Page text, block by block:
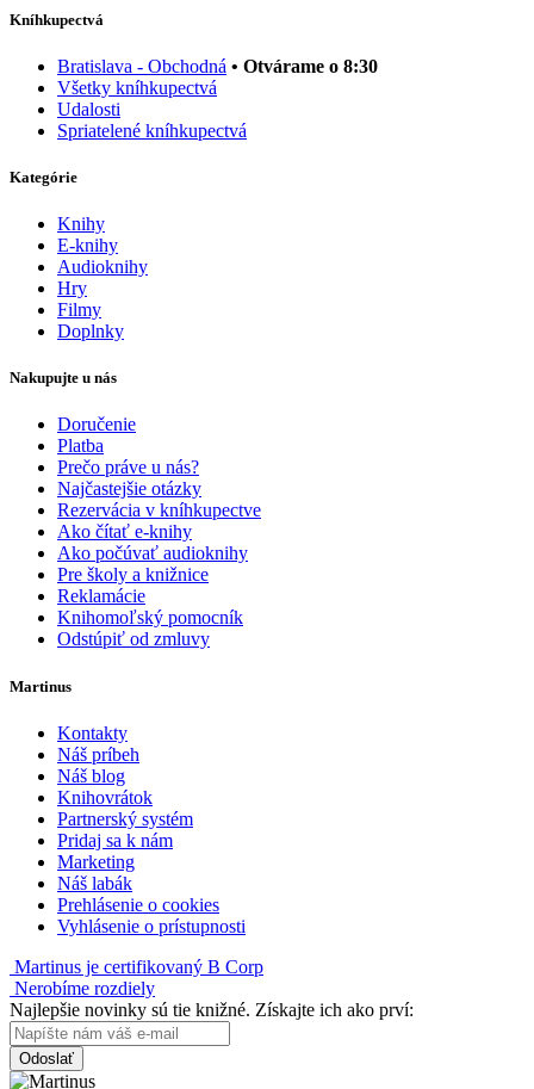
Kníhkupectvá
Bratislava - Obchodná • Otvárame o 8:30
Všetky kníhkupectvá
Udalosti
Spriatelené kníhkupectvá
Kategórie
Knihy
E-knihy
Audioknihy
Hry
Filmy
Doplnky
Nakupujte u nás
Doručenie
Platba
Prečo práve u nás?
Najčastejšie otázky
Rezervácia v kníhkupectve
Ako čítať e-knihy
Ako počúvať audioknihy
Pre školy a knižnice
Reklamácie
Knihomoľský pomocník
Odstúpiť od zmluvy
Martinus
Kontakty
Náš príbeh
Náš blog
Knihovrátok
Partnerský systém
Pridaj sa k nám
Marketing
Náš labák
Prehlásenie o cookies
Vyhlásenie o prístupnosti
Martinus je certifikovaný B Corp
Nerobíme rozdiely
Najlepšie novinky sú tie knižné. Získajte ich ako prví:
Odoslať